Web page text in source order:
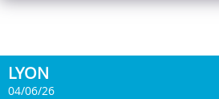
LYON
04/06/26